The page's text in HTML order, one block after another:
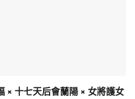
× 十七天后會蘭陽 × 女將護女